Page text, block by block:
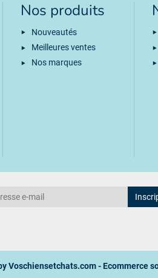
Nos produits
Nouveautés
Meilleures ventes
Nos marques
Voschiensetchats.com- Ecommerce